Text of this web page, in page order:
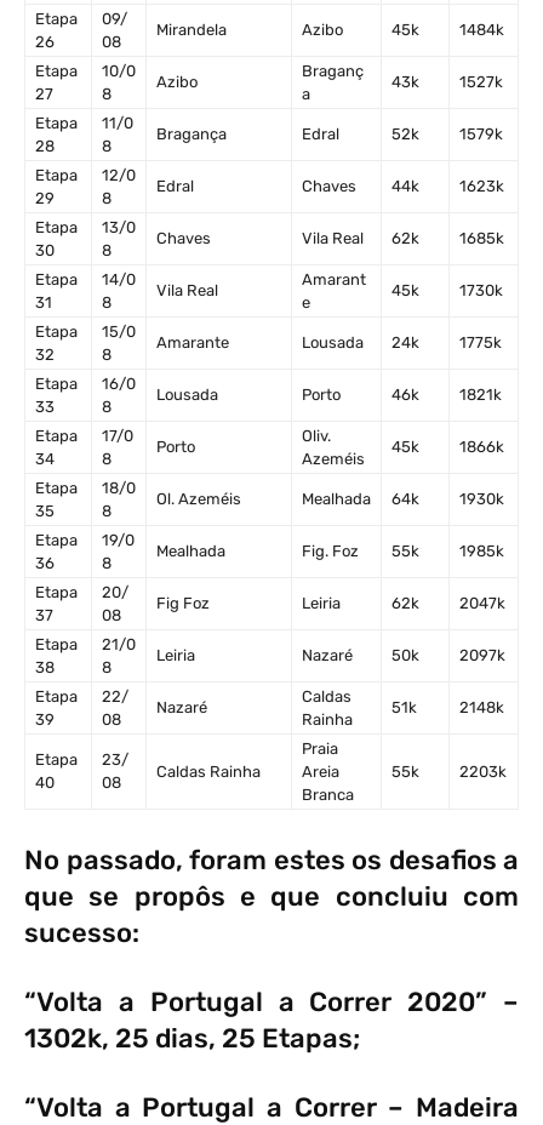
Etapa
26
09/
08
Mirandela Azibo 45k 1484k
Etapa
27
10/0
8
Azibo
Braganç
a
43k 1527k
Etapa
28
11/0
8
Bragança Edral 52k 1579k
Etapa
29
12/0
8
Edral Chaves 44k 1623k
Etapa
30
13/0
8
Chaves Vila Real 62k 1685k
Etapa
31
14/0
8
Vila Real
Amarant
e
45k 1730k
Etapa
32
15/0
8
Amarante Lousada 24k 1775k
Etapa
33
16/0
8
Lousada Porto 46k 1821k
Etapa
34
17/0
8
Porto
Oliv.
Azeméis
45k 1866k
Etapa
35
18/0
8
Ol. Azeméis Mealhada 64k 1930k
Etapa
36
19/0
8
Mealhada Fig. Foz 55k 1985k
Etapa
37
20/
08
Fig Foz Leiria 62k 2047k
Etapa
38
21/0
8
Leiria Nazaré 50k 2097k
Etapa
39
22/
08
Nazaré
Caldas
Rainha
51k 2148k
Etapa
40
23/
08
Caldas Rainha
Praia
Areia
Branca
55k 2203k
No passado, foram estes os desafios a
que se propôs e que concluiu com
sucesso:
“Volta a Portugal a Correr 2020” –
1302k, 25 dias, 25 Etapas;
“Volta a Portugal a Correr – Madeira